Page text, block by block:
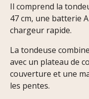
Il comprend la
47 cm, une batterie
chargeur rapide.
La tondeuse
avec un plateau de
couverture et une
les pentes.